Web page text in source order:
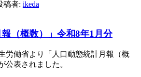
稿者: ikeda
報（概数）」令和8年1月分
労働省より「人口動態統計月報（概
公表されました。